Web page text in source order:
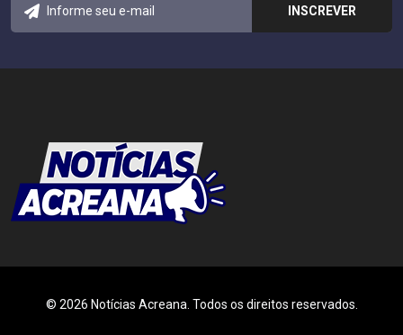
© 2026 Notícias Acreana. Todos os direitos reservados.